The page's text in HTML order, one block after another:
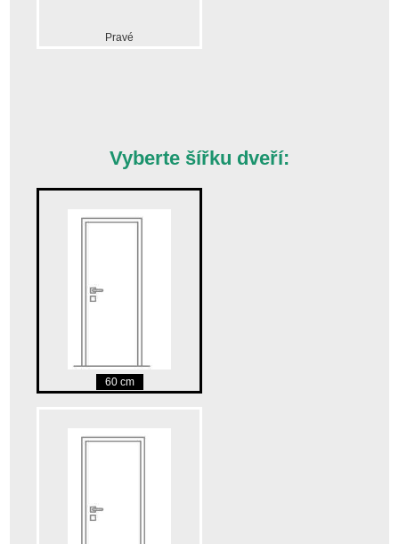
Pravé
Vyberte šířku dveří:
60 cm